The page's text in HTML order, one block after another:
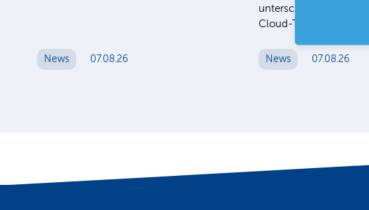
News 07.08.26
unterschiedlicher
Cloud-Tochter IONOS…
News 07.08.26